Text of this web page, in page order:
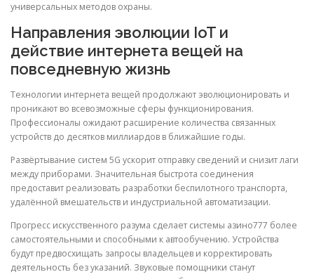
универсальных методов охраны.
Направления эволюции IoT и
действие интернета вещей на
повседневную жизнь
Технологии интернета вещей продолжают эволюционировать и
проникают во всевозможные сферы функционирования.
Профессионалы ожидают расширение количества связанных
устройств до десятков миллиардов в ближайшие годы.
Развёртывание систем 5G ускорит отправку сведений и снизит лаги
между приборами. Значительная быстрота соединения
предоставит реализовать разработки беспилотного транспорта,
удалённой вмешательств и индустриальной автоматизации.
Прогресс искусственного разума сделает системы азино777 более
самостоятельными и способными к автообучению. Устройства
будут предвосхищать запросы владельцев и корректировать
деятельность без указаний. Звуковые помощники станут